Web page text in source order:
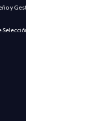
y Gestión de